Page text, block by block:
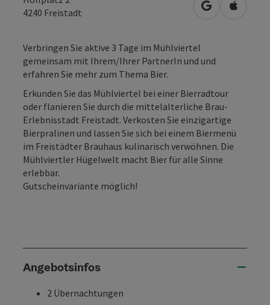
4240 Freistadt in Google
in
Verbringen Sie aktive 3 Tage im Mühlviertel
gemeinsam mit Ihrem/Ihrer PartnerIn und und
erfahren Sie mehr zum Thema Bier.
Erkunden Sie das Mühlviertel bei einer Bierradtour
oder flanieren Sie durch die mittelalterliche Brau-
Erlebnisstadt Freistadt. Verkosten Sie einzigartige
Bierpralinen und lassen Sie sich bei einem Biermenü
im Freistädter Brauhaus kulinarisch verwöhnen. Die
Mühlviertler Hügelwelt macht Bier für alle Sinne
erlebbar.
Gutscheinvariante möglich!
Angebotsinfos
2 Übernachtungen